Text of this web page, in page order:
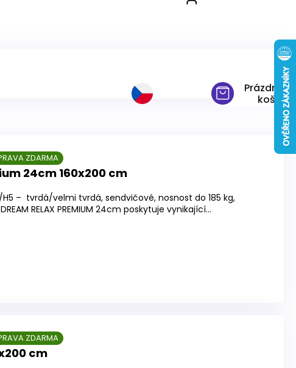
Prázdný
košík
cm
24cm 160x200 cm
ZDARMA
– tvrdá/velmi tvrdá, sendvičové, nosnost do 185 kg,
RELAX PREMIUM 24cm poskytuje vynikající...
cm
ZDARMA